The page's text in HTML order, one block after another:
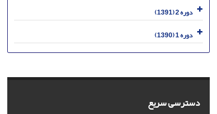
دوره 2 (1391)
دوره 1 (1390)
دسترسی سریع